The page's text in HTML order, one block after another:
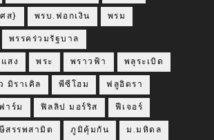
ศส} พรบ.ฟอกเงิน พรม
พรรคร่วมรัฐบาล
สง พระ พราวฟ้า พลุระเบิด
มิราเคิล พีซีโฮม ฟลูอิดรา
าร์ม ฟิลลิป มอร์ริส ฟีเจอร์
สรรพสามิต ภูมิคุ้มกัน ม.มหิดล